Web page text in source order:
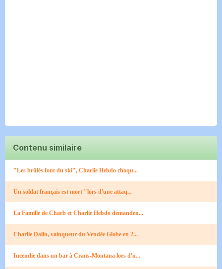
Contenu similaire
"Les brûlés font du ski", Charlie Hebdo choqu...
Un soldat français est mort "lors d'une attaq...
La Famille de Charb et Charlie Hebdo demanden...
Charlie Dalin, vainqueur du Vendée Globe en 2...
Incendie dans un bar à Crans-Montana lors d'u...